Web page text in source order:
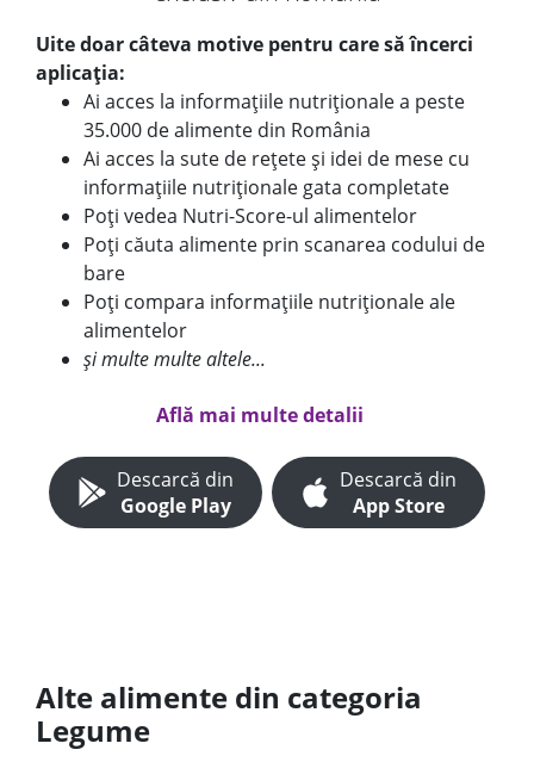
Uite doar câteva motive pentru care să încerci
aplicația:
Ai acces la informațiile nutriționale a peste
35.000 de alimente din România
Ai acces la sute de rețete și idei de mese cu
informațiile nutriționale gata completate
Poți vedea Nutri-Score-ul alimentelor
Poți căuta alimente prin scanarea codului de
bare
Poți compara informațiile nutriționale ale
alimentelor
și multe multe altele...
Află mai multe detalii
Descarcă din
Google Play
Descarcă din
App Store
Alte alimente din categoria
Legume